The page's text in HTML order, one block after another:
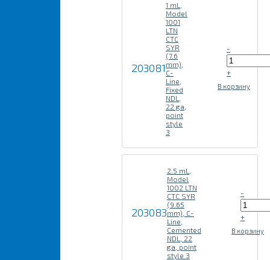
203081
1 mL,
Model
1001
LTN
CTC
SYR
(7.6
mm),
C-
Line,
Fixed
NDL,
22 ga,
point
style
3
-
+
В корзину
203083
2.5 mL,
Model
1002 LTN
CTC SYR
(9.65
mm), C-
Line,
Cemented
NDL, 22
ga, point
style 3
-
+
В корзину